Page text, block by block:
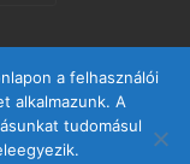
a felhasználói
alkalmazunk. A
tudomásul